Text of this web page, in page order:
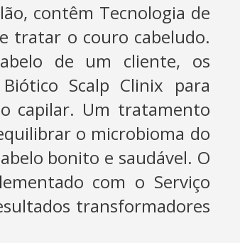
contêm Tecnologia de
tratar o couro cabeludo.
de um cliente, os
Scalp Clinix para
capilar. Um tratamento
o microbioma do
bonito e saudável. O
com o Serviço
transformadores